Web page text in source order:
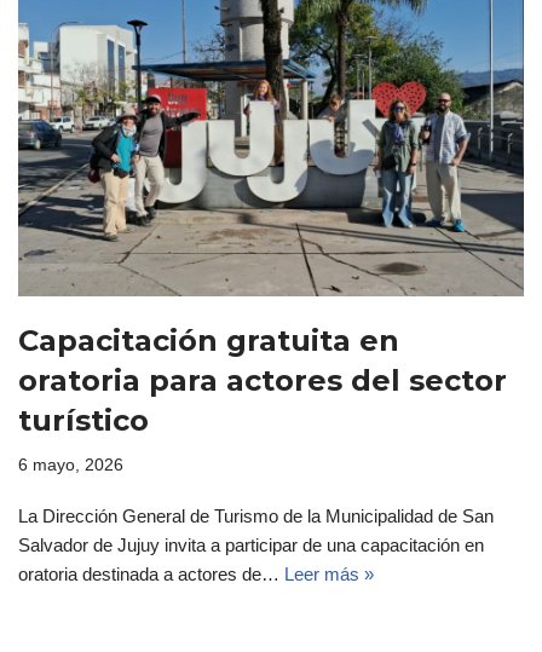
Capacitación gratuita en
oratoria para actores del sector
turístico
6 mayo, 2026
La Dirección General de Turismo de la Municipalidad de San
Salvador de Jujuy invita a participar de una capacitación en
oratoria destinada a actores de… Leer más »